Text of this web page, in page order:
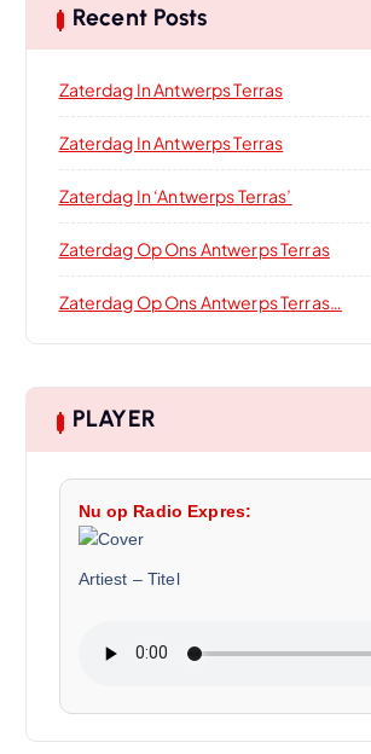
Recent Posts
Zaterdag In Antwerps Terras
Zaterdag In Antwerps Terras
Zaterdag In ‘Antwerps Terras’
Zaterdag Op Ons Antwerps Terras
Zaterdag Op Ons Antwerps Terras…
PLAYER
Nu op Radio Expres:
Artiest – Titel